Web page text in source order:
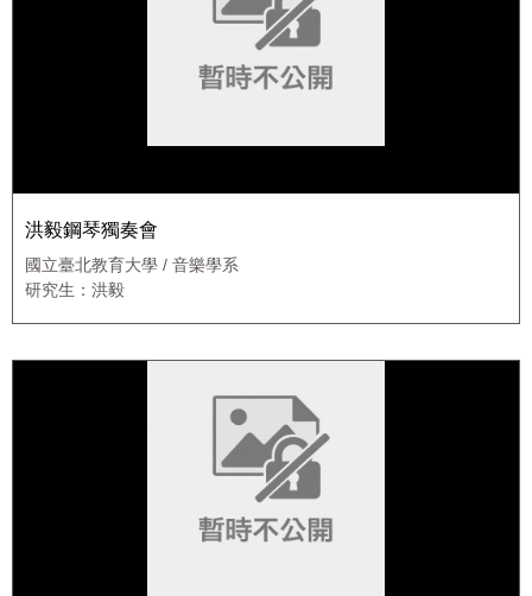
洪毅鋼琴獨奏會
國立臺北教育大學 / 音樂學系
研究生：洪毅